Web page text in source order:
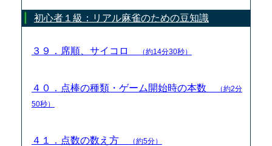
初心者１級：リアル麻雀のための豆知識
３９．席順、サイコロ （約14分30秒）
４０．点棒の種類・ゲーム開始時の本数
（約2分
50秒）
４１．点数の数え方 （約5分）